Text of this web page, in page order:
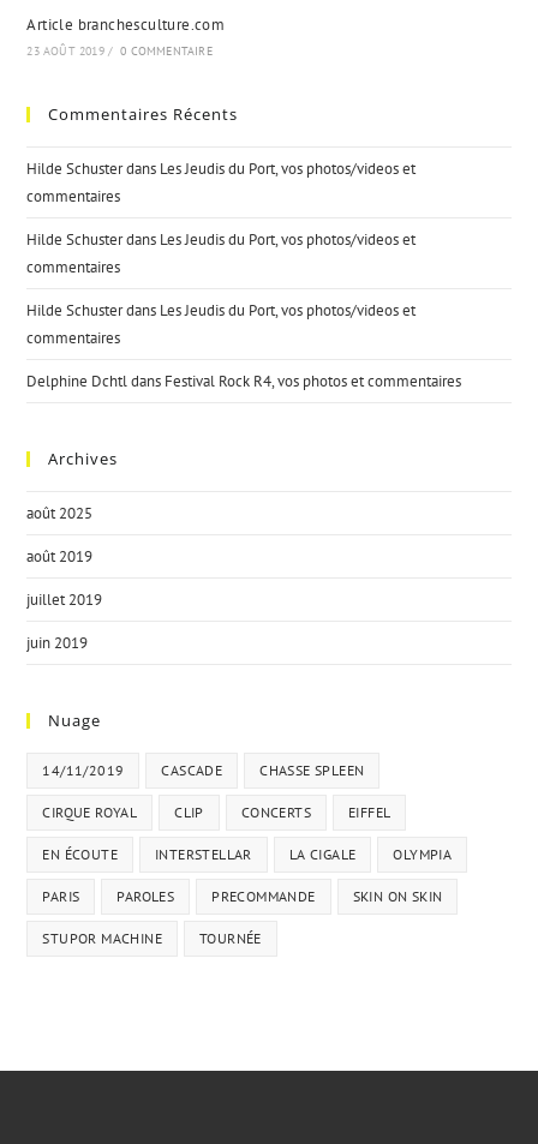
Article branchesculture.com
23 AOÛT 2019 / 0 COMMENTAIRE
Commentaires Récents
Hilde Schusterdans Les Jeudis du Port, vos photos/videos et
commentaires
Hilde Schusterdans Les Jeudis du Port, vos photos/videos et
commentaires
Hilde Schusterdans Les Jeudis du Port, vos photos/videos et
commentaires
Delphine Dchtldans Festival Rock R4, vos photos et commentaires
Archives
août 2025
août 2019
juillet 2019
juin 2019
Nuage
14/11/2019 CASCADE CHASSE SPLEEN
CIRQUE ROYAL CLIP CONCERTS EIFFEL
EN ÉCOUTE INTERSTELLAR LA CIGALE OLYMPIA
PARIS PAROLES PRECOMMANDE SKIN ON SKIN
STUPOR MACHINE TOURNÉE